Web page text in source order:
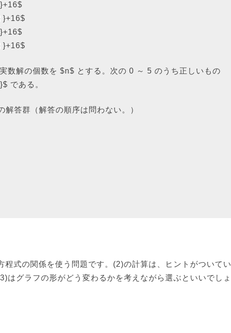
数解の個数を $n$ とする。次の 0 ～ 5 のうち正しいもの
である。
答群（解答の順序は問わない。）
程式の関係を使う問題です。(2)の計算は、ヒントがついてい
はグラフの形がどう変わるかを考えながら選ぶといいでしょ